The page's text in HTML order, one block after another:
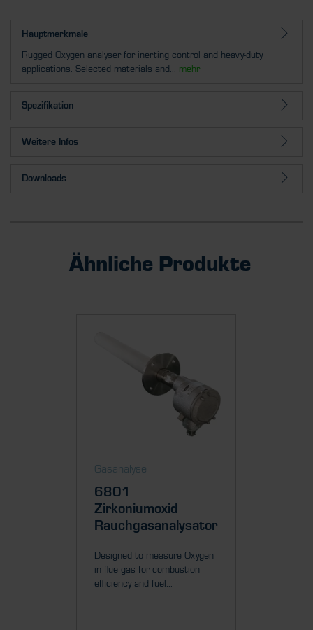
Hauptmerkmale
Rugged Oxygen analyser for inerting control and heavy-duty
applications. Selected materials and... mehr
Spezifikation
Weitere Infos
Downloads
Ähnliche Produkte
Gasanalyse
6801
Zirkoniumoxid
Rauchgasanalysator
Designed to measure Oxygen
in flue gas for combustion
efficiency and fuel...